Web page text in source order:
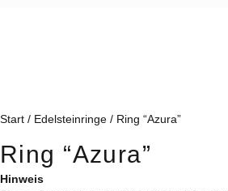
Start / Edelsteinringe / Ring “Azura”
Ring “Azura”
Hinweis